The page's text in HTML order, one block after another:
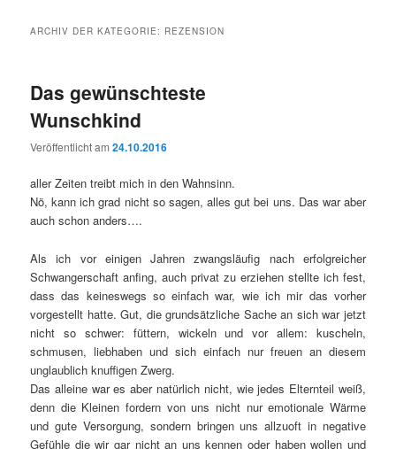
ARCHIV DER KATEGORIE: REZENSION
Das gewünschteste
Wunschkind
Veröffentlicht am24.10.2016
aller Zeiten treibt mich in den Wahnsinn.
Nö, kann ich grad nicht so sagen, alles gut bei uns. Das war aber
auch schon anders….
Als ich vor einigen Jahren zwangsläufig nach erfolgreicher
Schwangerschaft anfing, auch privat zu erziehen stellte ich fest,
dass das keineswegs so einfach war, wie ich mir das vorher
vorgestellt hatte. Gut, die grundsätzliche Sache an sich war jetzt
nicht so schwer: füttern, wickeln und vor allem: kuscheln,
schmusen, liebhaben und sich einfach nur freuen an diesem
unglaublich knuffigen Zwerg.
Das alleine war es aber natürlich nicht, wie jedes Elternteil weiß,
denn die Kleinen fordern von uns nicht nur emotionale Wärme
und gute Versorgung, sondern bringen uns allzuoft in negative
Gefühle die wir gar nicht an uns kennen oder haben wollen und